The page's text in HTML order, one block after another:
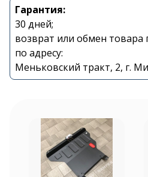
Гарантия:
30 дней;
возврат или обмен товара
по адресу:
Меньковский тракт, 2, г.
+375 29 870 15 80
Viber
shupik21@bk.ru